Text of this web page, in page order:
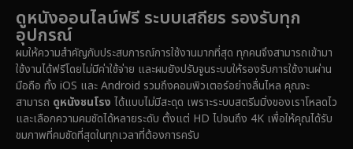
Dystopian
Emotional (61)
Epic มหากาพย์ (219)
ดูหนังออนไลน์ฟรี ระบบเสถียร รองรับทุก
อุปกรณ์
ผมให้ความสำคัญกับประสบการณ์การใช้งานมากที่สุด ทุกคนจึงสามารถเข้ามา
ใช้งานได้ฟรีโดยไม่มีค่าใช้จ่าย และผมยังปรับจูนระบบให้รองรับการใช้งานผ่าน
มือถือ ทั้ง iOS และ Android รวมถึงคอมพิวเตอร์อย่างลื่นไหล คุณจะ
สามารถ ดูหนังชนโรง ได้แบบไม่มีสะดุด เพราะระบบสตรีมมิ่งของเราโหลดไว
และเลือกความคมชัดได้หลายระดับ ตั้งแต่ HD ไปจนถึง 4K เพื่อให้คุณได้รับ
ชมภาพที่คมชัดที่สุดในทุกเวลาที่ต้องการครับ